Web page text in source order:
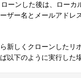
ーンした後は、ローカ
ザー名とメールアドレ
新しくクローンしたリ
以下のように実行した場